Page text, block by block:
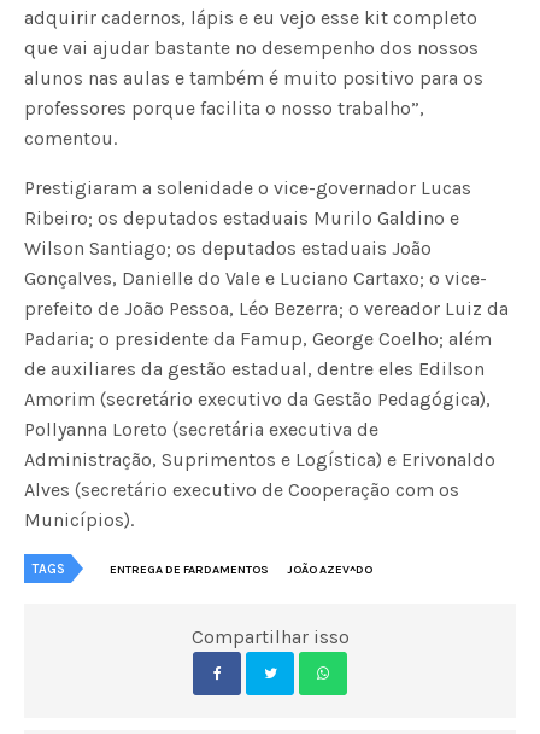
adquirir cadernos, lápis e eu vejo esse kit completo
que vai ajudar bastante no desempenho dos nossos
alunos nas aulas e também é muito positivo para os
professores porque facilita o nosso trabalho”,
comentou.
Prestigiaram a solenidade o vice-governador Lucas
Ribeiro; os deputados estaduais Murilo Galdino e
Wilson Santiago; os deputados estaduais João
Gonçalves, Danielle do Vale e Luciano Cartaxo; o vice-
prefeito de João Pessoa, Léo Bezerra; o vereador Luiz da
Padaria; o presidente da Famup, George Coelho; além
de auxiliares da gestão estadual, dentre eles Edilson
Amorim (secretário executivo da Gestão Pedagógica),
Pollyanna Loreto (secretária executiva de
Administração, Suprimentos e Logística) e Erivonaldo
Alves (secretário executivo de Cooperação com os
Municípios).
TAGS ENTREGA DE FARDAMENTOS JOÃO AZEV^DO
Compartilhar isso